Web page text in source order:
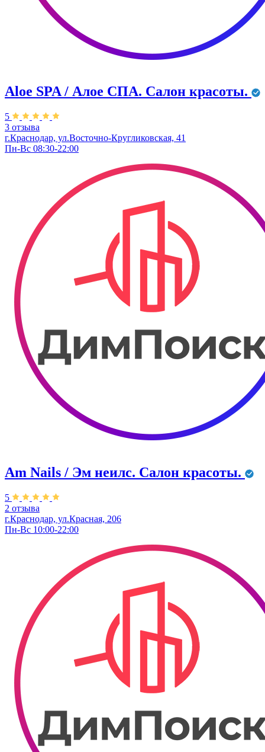
Aloe SPA / Алое СПА. Салон красоты.
5
3 отзыва
г.Краснодар, ул.Восточно-Кругликовская, 41
Пн-Вс 08:30-22:00
Am Nails / Эм неилс. Салон красоты.
5
2 отзыва
г.Краснодар, ул.Красная, 206
Пн-Вс 10:00-22:00